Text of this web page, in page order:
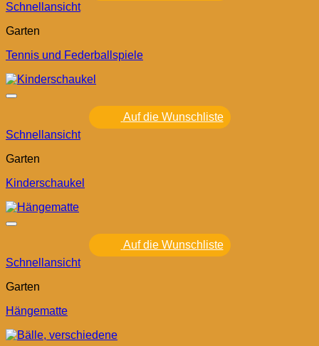
Schnellansicht
Garten
Tennis und Federballspiele
Auf die Wunschliste
Schnellansicht
Garten
Kinderschaukel
Auf die Wunschliste
Schnellansicht
Garten
Hängematte